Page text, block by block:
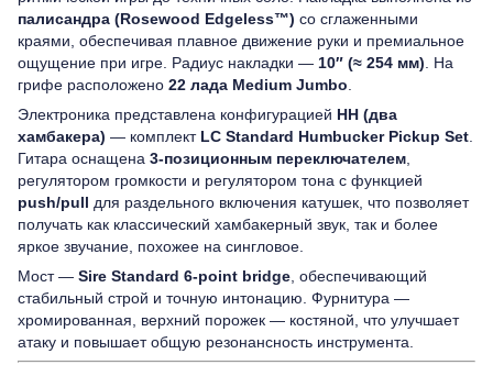
палисандра (Rosewood Edgeless™) со сглаженными
краями, обеспечивая плавное движение руки и премиальное
ощущение при игре. Радиус накладки — 10″ (≈ 254 мм) . На
грифе расположено 22 лада Medium Jumbo
Электроника представлена конфигурацией HH (два
хамбакера) — комплект LC Standard Humbucker Pickup Set
Гитара оснащена 3-позиционным переключателем
регулятором громкости и регулятором тона с функцией
push/pull для раздельного включения катушек, что позволяет
получать как классический хамбакерный звук, так и более
яркое звучание, похожее на сингловое.
Мост — Sire Standard 6-point bridge , обеспечивающий
стабильный строй и точную интонацию. Фурнитура —
хромированная, верхний порожек — костяной, что улучшает
атаку и повышает общую резонансность инструмента.